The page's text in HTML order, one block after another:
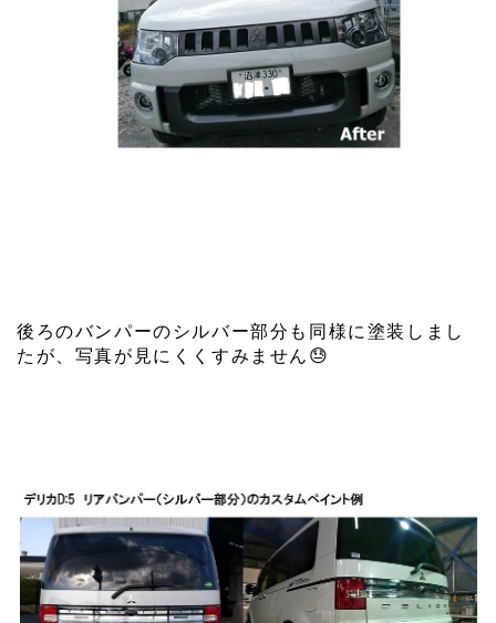
後ろのバンパーのシルバー部分も同様に塗装しまし
たが、写真が見にくくすみません😓